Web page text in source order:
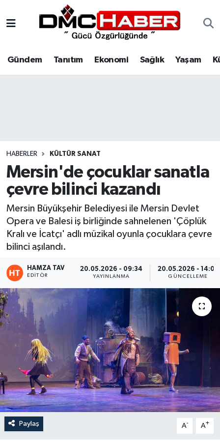
Gündem Tanıtım Ekonomi Sağlık Yaşam
HABERLER KÜLTÜR SANAT
Mersin'de çocuklar sanatla
çevre bilinci kazandı
Mersin Büyükşehir Belediyesi ile Mersin Devlet
Opera ve Balesi iş birliğinde sahnelenen 'Çöplük
Kralı ve İcatçı' adlı müzikal oyunla çocuklara çevre
bilinci aşılandı.
HAMZA TAV
EDITÖR
20.05.2026 - 09:34
YAYINLANMA
20.05.2026 - 14:07
GÜNCELLEME
Paylaş A- A+
Tanıtım
Spor
Siyaset
Eğitim
Asayiş
Resmi İlan
Nöbetçi Eczaneler
Hava Durumu
Haber Arşivi